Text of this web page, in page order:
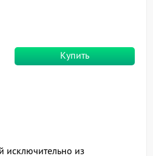
Купить
исключительно из